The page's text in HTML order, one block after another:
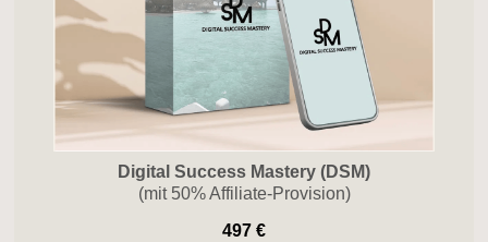
Digital Success Mastery (DSM)
(mit 50% Affiliate-Provision)
497 €